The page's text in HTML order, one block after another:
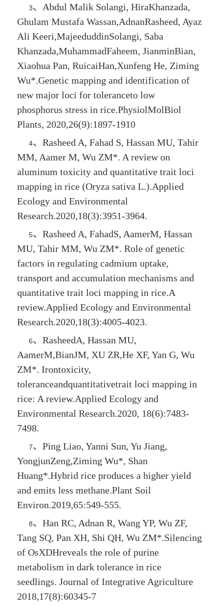
3、 Abdul Malik Solangi, HiraKhanzada,
Ghulam Mustafa Wassan,AdnanRasheed, Ayaz
Ali Keeri,MajeeduddinSolangi, Saba
Khanzada,MuhammadFaheem, JianminBian,
Xiaohua Pan, RuicaiHan,Xunfeng He, Ziming
Wu*.Genetic mapping and identification of
new major loci for toleranceto low
phosphorus stress in rice.PhysiolMolBiol
Plants, 2020,26(9):1897-1910
4、 Rasheed A, Fahad S, Hassan MU, Tahir
MM, Aamer M, Wu ZM*. A review on
aluminum toxicity and quantitative trait loci
mapping in rice (Oryza sativa L.).Applied
Ecology and Environmental
Research.2020,18(3):3951-3964.
5、 Rasheed A, FahadS, AamerM, Hassan
MU, Tahir MM, Wu ZM*. Role of genetic
factors in regulating cadmium uptake,
transport and accumulation mechanisms and
quantitative trait loci mapping in rice.A
review.Applied Ecology and Environmental
Research.2020,18(3):4005-4023.
6、 RasheedA, Hassan MU,
AamerM,BianJM, XU ZR,He XF, Yan G, Wu
ZM*. Irontoxicity,
toleranceandquantitativetrait loci mapping in
rice: A review.Applied Ecology and
Environmental Research.2020, 18(6):7483-
7498.
7、 Ping Liao, Yanni Sun, Yu Jiang,
YongjunZeng,Ziming Wu*, Shan
Huang*.Hybrid rice produces a higher yield
and emits less methane.Plant Soil
Environ.2019,65:549-555.
8、 Han RC, Adnan R, Wang YP, Wu ZF,
Tang SQ, Pan XH, Shi QH, Wu ZM*.Silencing
of OsXDHreveals the role of purine
metabolism in dark tolerance in rice
seedlings. Journal of Integrative Agriculture
2018,17(8):60345-7